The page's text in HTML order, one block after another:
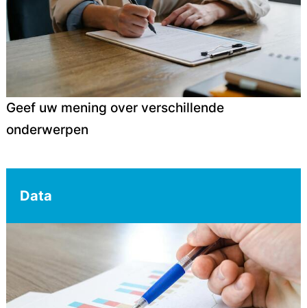
Geef uw mening over verschillende
onderwerpen
Data